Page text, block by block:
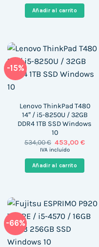
era:
879,46 €.
Añadir al carrito
-15%
Lenovo ThinkPad T480
14″ / i5-8250U / 32GB
DDR4 1TB SSD Windows
10
534,00€ El
precio
era:
534,00 €.
453,00€El
IVA incluido
Añadir al carrito
-66%